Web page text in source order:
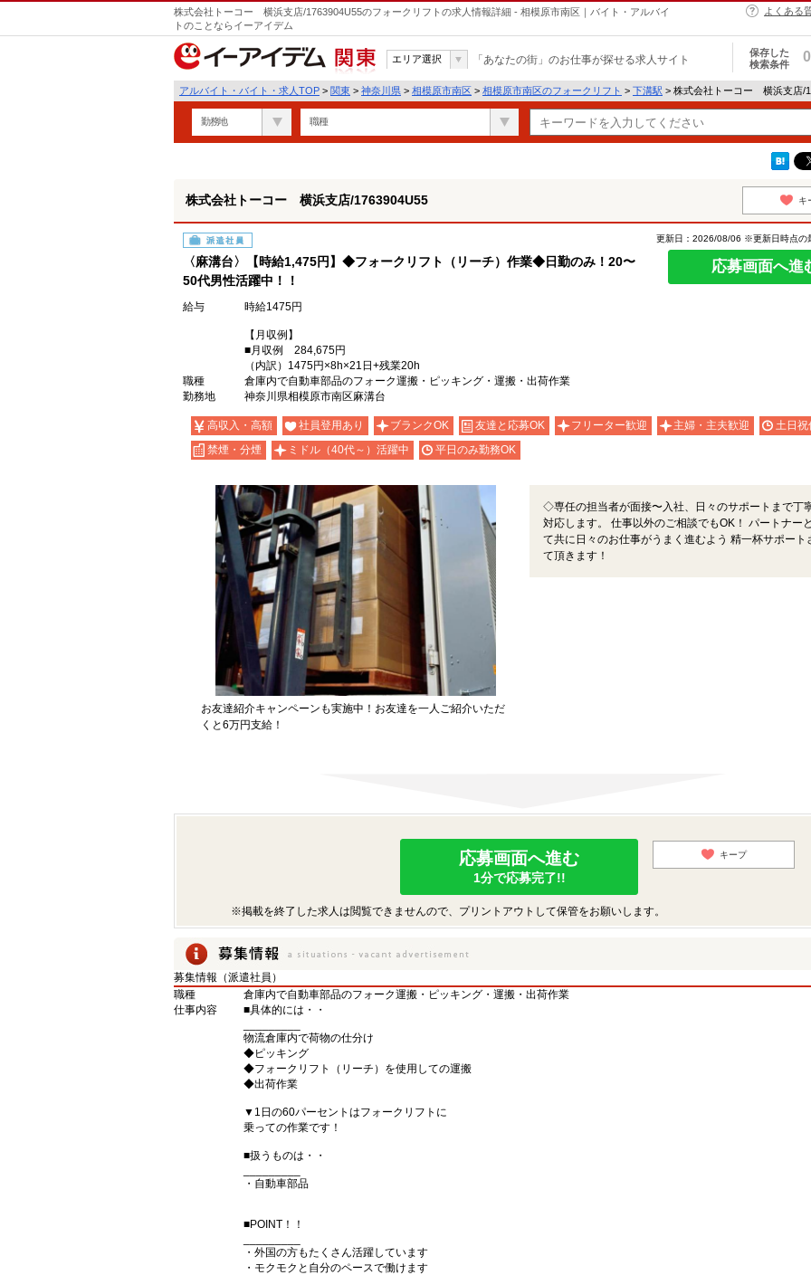
株式会社トーコー 横浜支店/1763904U55のフォークリフトの求人情報詳細 - 相模原市南区｜バイト・アルバイ
トのことならイーアイデム
よくある
関東
エリア選択 「あなたの街」のお仕事が探せる求人サイト
保存した
検索条件
0
アルバイト・バイト・求人TOP > 関東 > 神奈川県 > 相模原市南区 > 相模原市南区のフォークリフト > 下溝駅 > 株式会社トーコー 横浜支店/
勤務地 職種
株式会社トーコー 横浜支店/1763904U55 キ
派遣社員
〈麻溝台〉【時給1,475円】◆フォークリフト（リーチ）作業◆日勤のみ！20〜
50代男性活躍中！！
更新日：2026/08/06 ※更新日時点の
応募画面へ進
給与 時給1475円
【月収例】
■月収例 284,675円
（内訳）1475円×8h×21日+残業20h
職種
倉庫内で自動車部品のフォーク運搬・ピッキング・運搬・出荷作業
勤務地
神奈川県相模原市南区麻溝台
高収入・高額 社員登用あり ブランクOK 友達と応募OK フリーター歓迎 主婦・主夫歓迎
土日祝
禁煙・分煙
ミドル（40代～）活躍中 平日のみ勤務OK
お友達紹介キャンペーンも実施中！お友達を一人ご紹介いただ
くと6万円支給！
◇専任の担当者が面接〜入社、日々のサポートまで丁
対応します。 仕事以外のご相談でもOK！ パートナー
て共に日々のお仕事がうまく進むよう 精一杯サポート
て頂きます！
応募画面へ進む
1分で応募完了!!
キープ
※掲載を終了した求人は閲覧できませんので、プリントアウトして保管をお願いします。
募集情報（派遣社員）
職種
倉庫内で自動車部品のフォーク運搬・ピッキング・運搬・出荷作業
仕事内容
■具体的には・・
物流倉庫内で荷物の仕分け
◆ピッキング
◆フォークリフト（リーチ）を使用しての運搬
◆出荷作業
▼1日の60パーセントはフォークリフトに
乗っての作業です！
■扱うものは・・
・自動車部品
■POINT！！
・外国の方もたくさん活躍しています
・モクモクと自分のペースで働けます